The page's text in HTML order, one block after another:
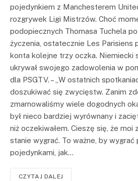
pojedynkiem z Manchesterem
rozgrywek Ligi Mistrzów. Choć
podopiecznych Thomasa Tuchela
życzenia, ostatecznie Les Parisiens
konta kolejne trzy oczka. Niemiecki
ukrywał swojego zadowolenia w
dla PSGTV. – „W ostatnich
doszukiwać się zwycięstw. Zanim
zmarnowaliśmy wiele dogodnych
był nieco bardziej wyrównany i
niż oczekiwałem. Cieszę się, że moi
stanie wygrać. To ważne, by wygrać
pojedynkami, jak…
CZYTAJ DALEJ